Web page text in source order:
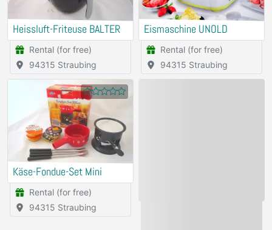
Heissluft-Friteuse BALTER
Rental (for free)
94315 Straubing
Eismaschine UNOLD
Rental (for free)
94315 Straubing
Käse-Fondue-Set Mini
Rental (for free)
94315 Straubing